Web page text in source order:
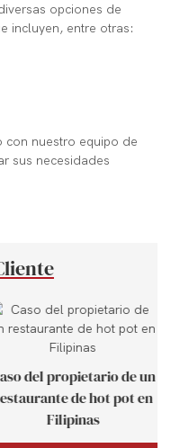
opciones de
incluyen, entre otras:
con nuestro equipo de
sus necesidades
del propietario de un
de hot pot en
Filipinas